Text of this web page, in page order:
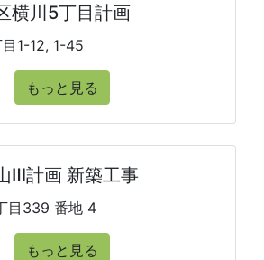
横川5丁目計画
1-12, 1-45
もっと見る
Ⅲ計画 新築工事
目339 番地 4
もっと見る